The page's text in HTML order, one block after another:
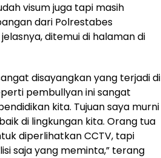
visum juga tapi masih
dari Polrestabes
ditemui di halaman di
disayangkan yang terjadi di
pembullyan ini sangat
kita. Tujuan saya murni
di lingkungan kita. Orang tua
diperlihatkan CCTV, tapi
saja yang meminta,” terang